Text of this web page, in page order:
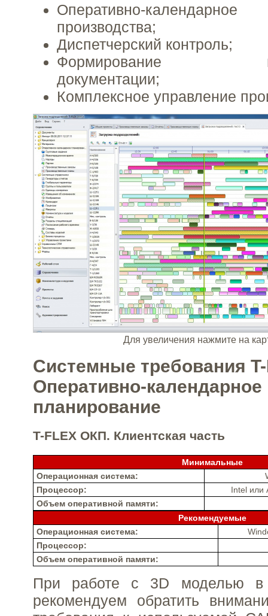
Оперативно-
производства;
Диспетчерский контроль;
Формирование
документации;
Комплексное управление
Для увеличения нажмите на
Системные требования
Оперативно-календарное
планирование
T-FLEX ОКП. Клиентская часть
Минимальные
Операционная система:
Процессор:
Intel или
Объем оперативной памяти:
Рекомендуемые
Операционная система:
Процессор:
Объем оперативной памяти:
При работе с 3D моделью в
рекомендуем обратить